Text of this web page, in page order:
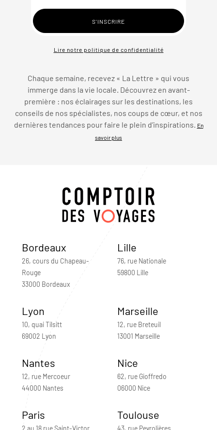
Lire notre politique de confidentialité
Chaque semaine, recevez « La Lettre » qui vous
immerge dans la vie locale. Découvrez en avant-
première : nos éclairages sur les destinations, les
conseils de nos spécialistes, nos coups de cœur, et nos
dernières tendances pour faire le plein d’inspirations.
En
savoir plus
Bordeaux
26, cours du Chapeau-
Rouge
33000 Bordeaux
Lille
76, rue Nationale
59800 Lille
Lyon
10, quai Tilsitt
69002 Lyon
Marseille
12, rue Breteuil
13001 Marseille
Nantes
12, rue Mercoeur
44000 Nantes
Nice
62, rue Gioffredo
06000 Nice
Paris
2 au 18 rue Saint-Victor
Toulouse
43, rue Peyrolières